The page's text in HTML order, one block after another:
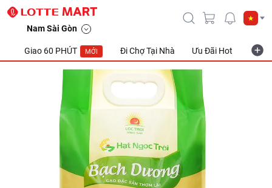
Nam Sài Gòn
Giao 60 PHÚT MỚI Đi Chợ Tại Nhà Ưu Đãi Hot